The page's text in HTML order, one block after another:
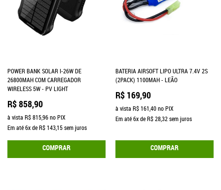
POWER BANK SOLAR I-26W DE
26800MAH COM CARREGADOR
WIRELESS 5W - PV LIGHT
R$ 858,90
à vista R$ 815,96no PIX
Em até6xdeR$ 143,15sem juros
COMPRAR
BATERIA AIRSOFT LIPO ULTRA 7.4V 2S
(2PACK) 1100MAH - LEÃO
R$ 169,90
à vista R$ 161,40no PIX
Em até6xdeR$ 28,32sem juros
COMPRAR